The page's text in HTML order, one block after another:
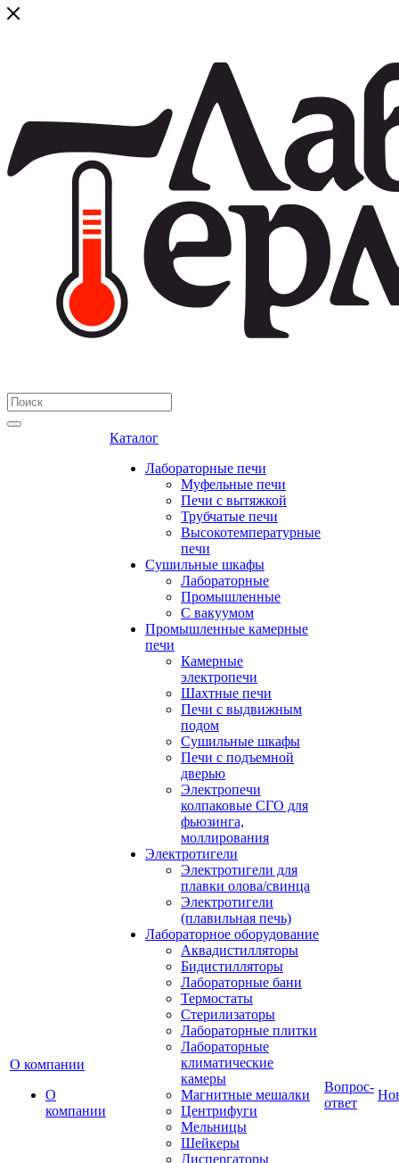
О компании
О
компании
Каталог
Лабораторные печи
Муфельные печи
Печи с вытяжкой
Трубчатые печи
Высокотемпературные
печи
Сушильные шкафы
Лабораторные
Промышленные
С вакуумом
Промышленные камерные
печи
Камерные
электропечи
Шахтные печи
Печи с выдвижным
подом
Сушильные шкафы
Печи с подъемной
дверью
Электропечи
колпаковые СГО для
фьюзинга,
моллирования
Электротигели
Электротигели для
плавки олова/свинца
Электротигели
(плавильная печь)
Лабораторное оборудование
Аквадистилляторы
Бидистилляторы
Лабораторные бани
Термостаты
Стерилизаторы
Лабораторные плитки
Лабораторные
климатические
камеры
Магнитные мешалки
Центрифуги
Мельницы
Шейкеры
Диспергаторы
Вопрос-
ответ